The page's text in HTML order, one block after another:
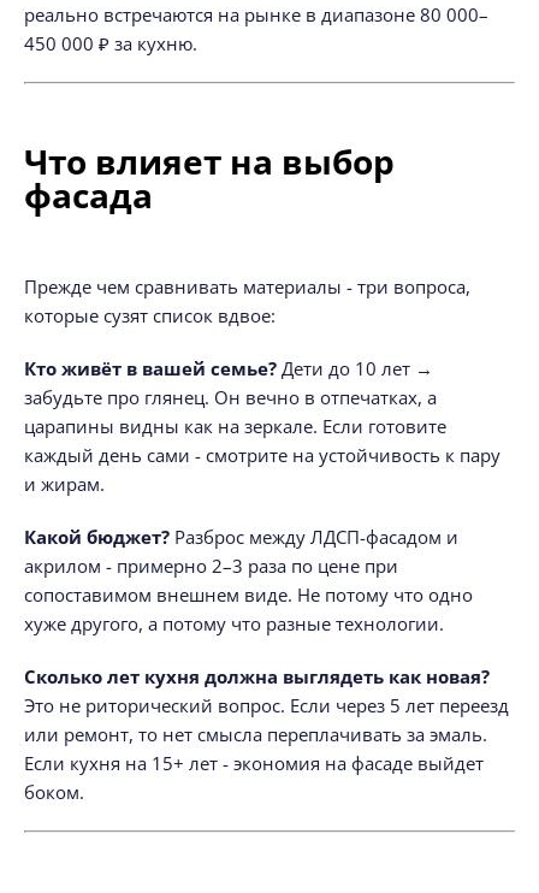
реально встречаются на рынке в диапазоне 80 000–
450 000 ₽ за кухню.
Что влияет на выбор
фасада
Прежде чем сравнивать материалы - три вопроса,
которые сузят список вдвое:
Кто живёт в вашей семье? Дети до 10 лет →
забудьте про глянец. Он вечно в отпечатках, а
царапины видны как на зеркале. Если готовите
каждый день сами - смотрите на устойчивость к пару
и жирам.
Какой бюджет? Разброс между ЛДСП-фасадом и
акрилом - примерно 2–3 раза по цене при
сопоставимом внешнем виде. Не потому что одно
хуже другого, а потому что разные технологии.
Сколько лет кухня должна выглядеть как новая?
Это не риторический вопрос. Если через 5 лет переезд
или ремонт, то нет смысла переплачивать за эмаль.
Если кухня на 15+ лет - экономия на фасаде выйдет
боком.